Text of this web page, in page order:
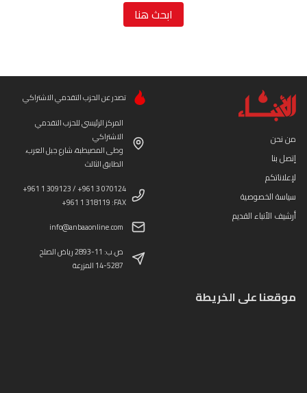
ابحث هنا
من نحن
إتصل بنا
لإعلاناتكم
سياسة الخصوصية
أرشيف الأنباء القديم
تصدر عن الحزب التقدمي الاشتراكي
المركز الرئيسي للحزب التقدمي
الاشتراكي
وطى المصيطبة، شارع جبل العرب،
الطابق الثالث
+961 1 309123 / +961 3 070124
+961 1 318119 :FAX
info@anbaaonline.com
ص.ب: 11-2893 رياض الصلح
14-5287 المزرعة
موقعنا على الخريطة